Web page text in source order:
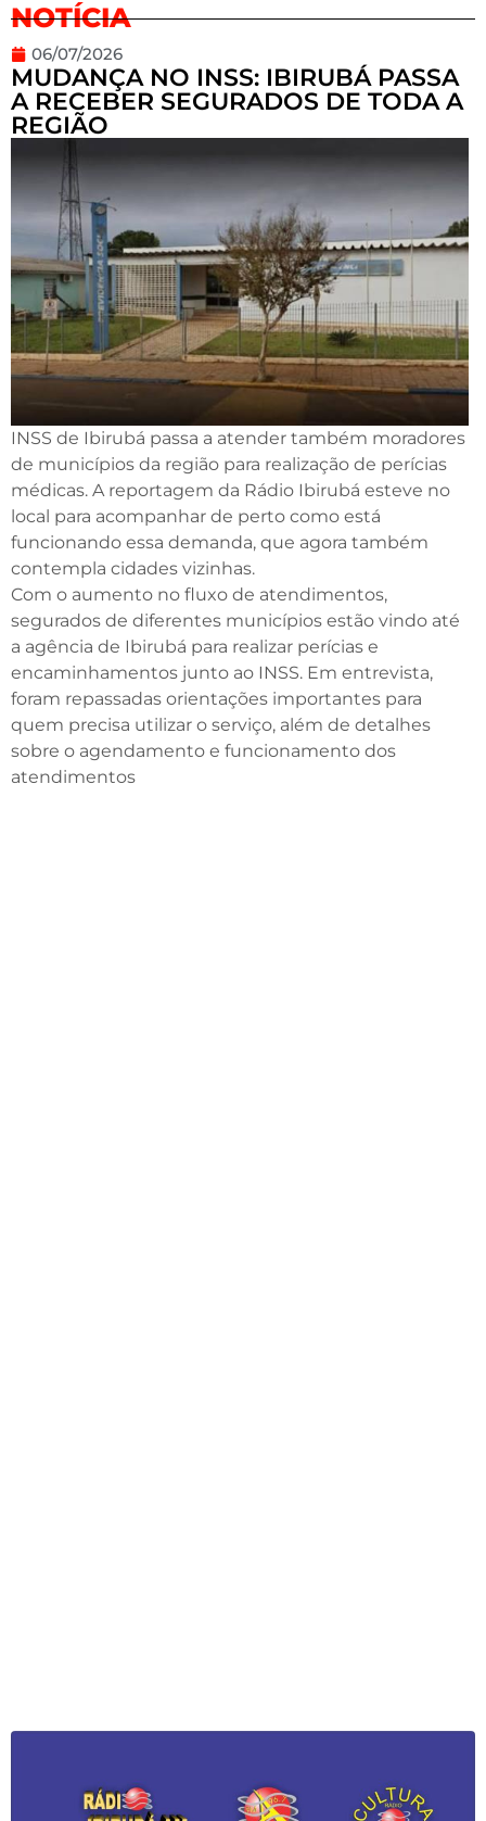
NOTÍCIA
06/07/2026
MUDANÇA NO INSS: IBIRUBÁ PASSA
A RECEBER SEGURADOS DE TODA A
REGIÃO
INSS de Ibirubá passa a atender também moradores
de municípios da região para realização de perícias
médicas. A reportagem da Rádio Ibirubá esteve no
local para acompanhar de perto como está
funcionando essa demanda, que agora também
contempla cidades vizinhas.
Com o aumento no fluxo de atendimentos,
segurados de diferentes municípios estão vindo até
a agência de Ibirubá para realizar perícias e
encaminhamentos junto ao INSS. Em entrevista,
foram repassadas orientações importantes para
quem precisa utilizar o serviço, além de detalhes
sobre o agendamento e funcionamento dos
atendimentos